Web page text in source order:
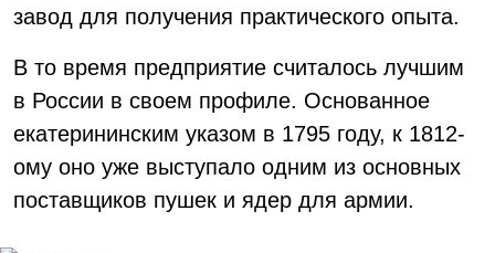
завод для получения практического опыта.
В то время предприятие считалось лучшим
в России в своем профиле. Основанное
екатерининским указом в 1795 году, к 1812-
ому оно уже выступало одним из основных
поставщиков пушек и ядер для армии.